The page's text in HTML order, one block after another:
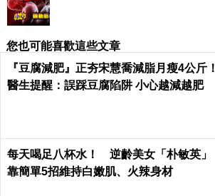
您也可能喜歡這些文章
『豆腐減肥』正夯宋慧喬減脂月瘦4公斤！
醫生提醒：誤踩豆腐陷阱 小心越減越肥
每天喝足八杯水！ 逆齡美女「朴敏英」
靠簡單5招維持白嫩肌、火辣身材